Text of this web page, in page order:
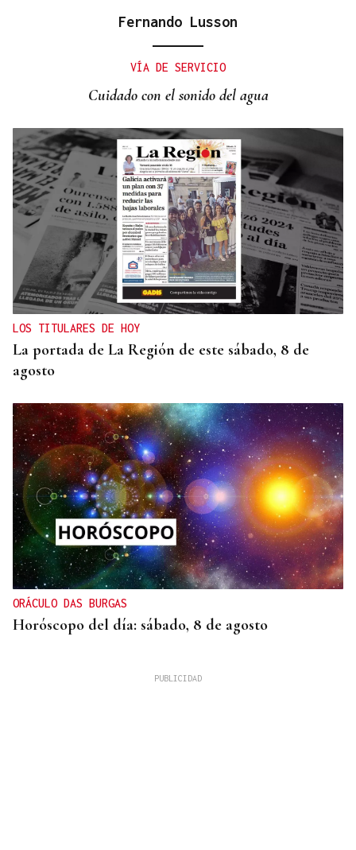
Galería | Mario Ruiz-Tagle, CEO de Iberdrola
Fernando Lusson
VÍA DE SERVICIO
Cuidado con el sonido del agua
LOS TITULARES DE HOY
La portada de La Región de este sábado, 8 de
agosto
ORÁCULO DAS BURGAS
Horóscopo del día: sábado, 8 de agosto